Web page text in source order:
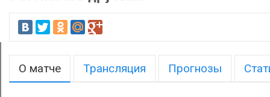
О матче Трансляция Прогнозы